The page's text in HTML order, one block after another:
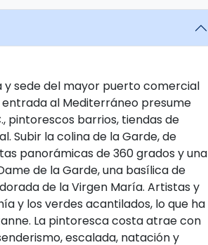
y sede del mayor puerto comercial
al Mediterráneo presume
pintorescos barrios, tiendas de
Subir la colina de la Garde, de
panorámicas de 360 ​​grados y una
de la Garde, una basílica de
de la Virgen María. Artistas y
y los verdes acantilados, lo que ha
La pintoresca costa atrae con
escalada, natación y